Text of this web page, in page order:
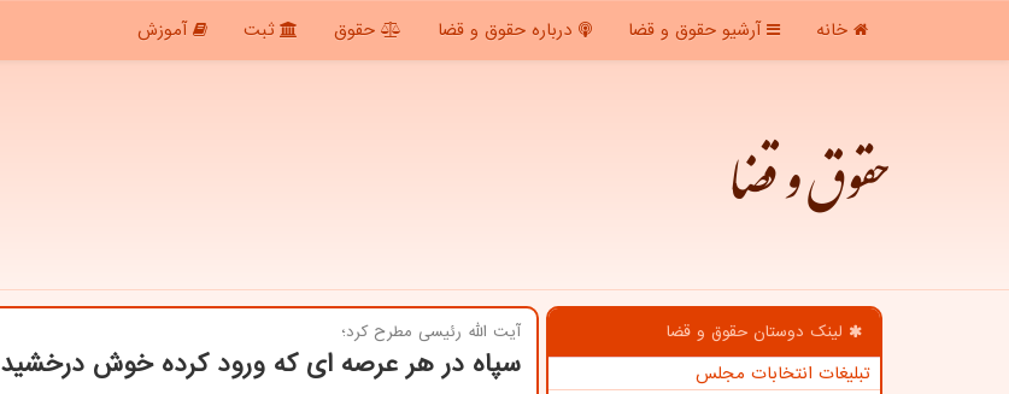
خانه آرشیو حقوق و قضا درباره حقوق و قضا حقوق ثبت آموزش
حقوق و قضا
لینک دوستان حقوق و قضا
تبلیغات انتخابات مجلس
آیت الله رئیسی مطرح كرد؛
سپاه در هر عرصه ای كه ورود كرده خوش درخشید